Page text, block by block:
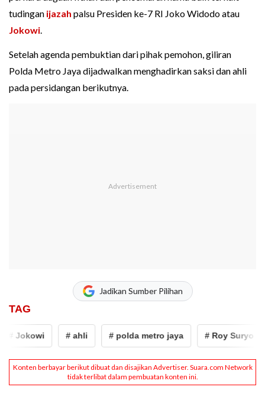
tudingan ijazah palsu Presiden ke-7 RI Joko Widodo atau
Jokowi
Setelah agenda pembuktian dari pihak pemohon, giliran
Polda Metro Jaya dijadwalkan menghadirkan saksi dan ahli
pada persidangan berikutnya.
Jadikan Sumber Pilihan
TAG
# ahli # polda metro jaya # Roy Suryo